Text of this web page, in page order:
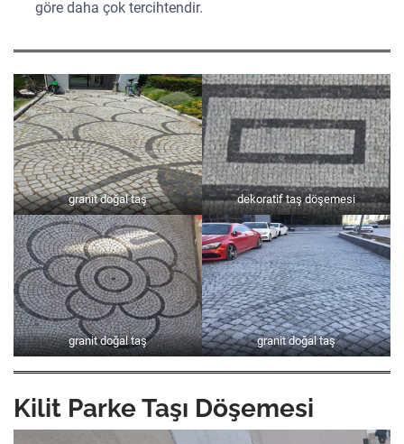
göre daha çok tercihtendir.
granit doğal taş dekoratif taş döşemesi
granit doğal taş granit doğal taş
Kilit Parke Taşı Döşemesi